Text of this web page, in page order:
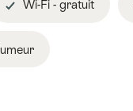
Wi-Fi - gratuit